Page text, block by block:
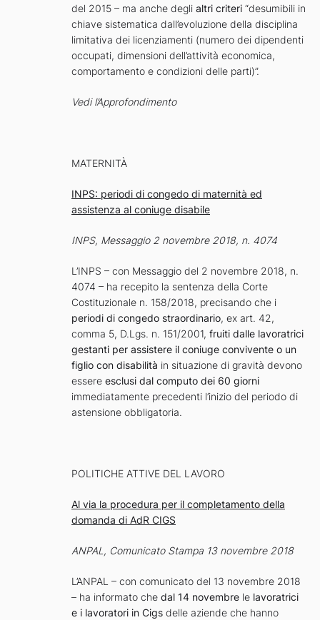
del 2015 – ma anche degli altri criteri “desumibili in
chiave sistematica dall’evoluzione della disciplina
limitativa dei licenziamenti (numero dei dipendenti
occupati, dimensioni dell’attività economica,
comportamento e condizioni delle parti)”.
Vedi l’Approfondimento
MATERNITÀ
INPS: periodi di congedo di maternità ed
assistenza al coniuge disabile
INPS, Messaggio 2 novembre 2018, n. 4074
L’INPS – con Messaggio del 2 novembre 2018, n.
4074 – ha recepito la sentenza della Corte
Costituzionale n. 158/2018, precisando che i
periodi di congedo straordinario, ex art. 42,
comma 5, D.Lgs. n. 151/2001, fruiti dalle lavoratrici
gestanti per assistere il coniuge convivente o un
figlio con disabilità in situazione di gravità devono
essere esclusi dal computo dei 60 giorni
immediatamente precedenti l’inizio del periodo di
astensione obbligatoria.
POLITICHE ATTIVE DEL LAVORO
Al via la procedura per il completamento della
domanda di AdR CIGS
ANPAL, Comunicato Stampa 13 novembre 2018
L’ANPAL – con comunicato del 13 novembre 2018
– ha informato che dal 14 novembre le lavoratrici
e i lavoratori in Cigs delle aziende che hanno